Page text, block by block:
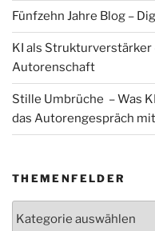
Fünfzehn Jahre Blog –
KI als
Autorenschaft
Stille Umbrüche – Was
das Autorengespräch
THEMENFELDER